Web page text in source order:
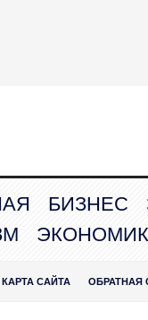
БИЗНЕС
КАРТА САЙТА ОБРАТНАЯ